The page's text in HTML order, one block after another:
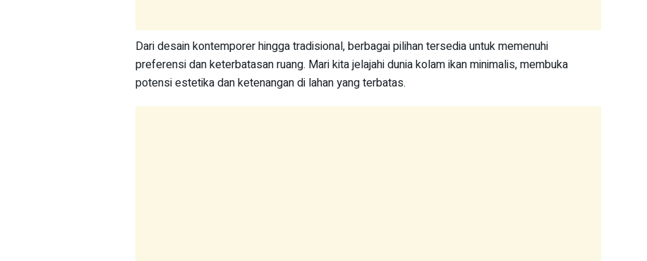
Dari desain kontemporer hingga tradisional, berbagai pilihan tersedia untuk memenuhi
preferensi dan keterbatasan ruang. Mari kita jelajahi dunia kolam ikan minimalis, membuka
potensi estetika dan ketenangan di lahan yang terbatas.